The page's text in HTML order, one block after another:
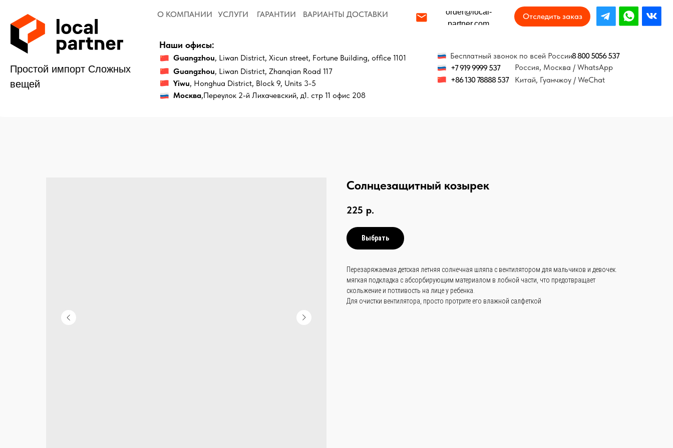
О КОМПАНИИ УСЛУГИ ГАРАНТИИ
+86 130 78888 537
+7 919 9999 537
partner.com
ВАРИАНТЫ ДОСТАВКИ
Китай, Гуанчжоу / WeChat
Россия, Москва / WhatsApp
вещей
Москва,Переулок 2-й Лихачевский, д1. стр 11 офис 208
Yiwu , Honghua District, Block 9, Units 3-5
, Liwan District, Xicun street, Fortune Building, office 1101
Guangzhou
, Liwan District, Zhanqian Road 117
Наши офисы:
Отследить заказ
Солнцезащитный козырек
225 р.
Выбрать
Перезаряжаемая детская летняя солнечная шляпа с вентилятором для мальчиков и девочек.
мягкая подкладка с абсорбирующим материалом в лобной части, что предотвращает
скольжение и потливость на лице у ребенка.
Для очистки вентилятора, просто протрите его влажной салфеткой